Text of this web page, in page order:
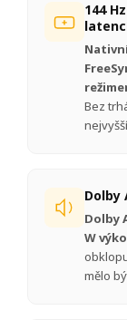
144
Bez
Dolby
Dolby
W
mělo